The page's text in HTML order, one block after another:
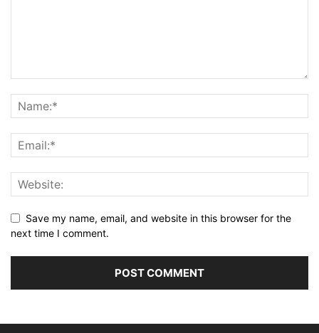
Save my name, email, and website in this browser for the
next time I comment.